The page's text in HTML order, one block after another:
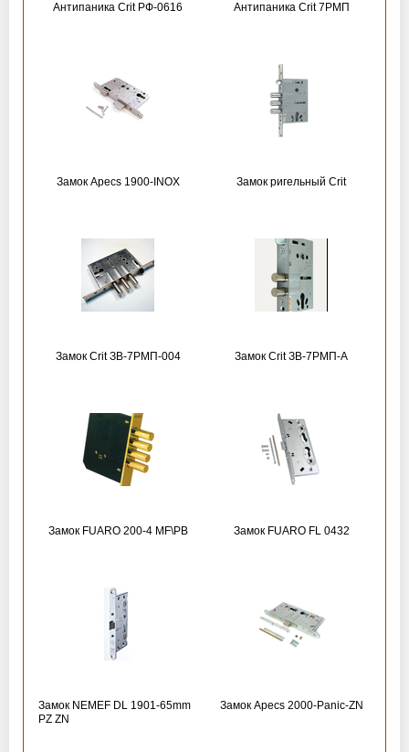
Антипаника Crit РФ-0616 Антипаника Crit 7РМП
Замок Apecs 1900-INOX Замок ригельный Crit
Замок Crit ЗВ-7РМП-004 Замок Crit ЗВ-7РМП-А
Замок FUARO 200-4 MF\РВ Замок FUARO FL 0432
Замок NEMEF DL 1901-65mm
PZ ZN
Замок Apecs 2000-Panic-ZN